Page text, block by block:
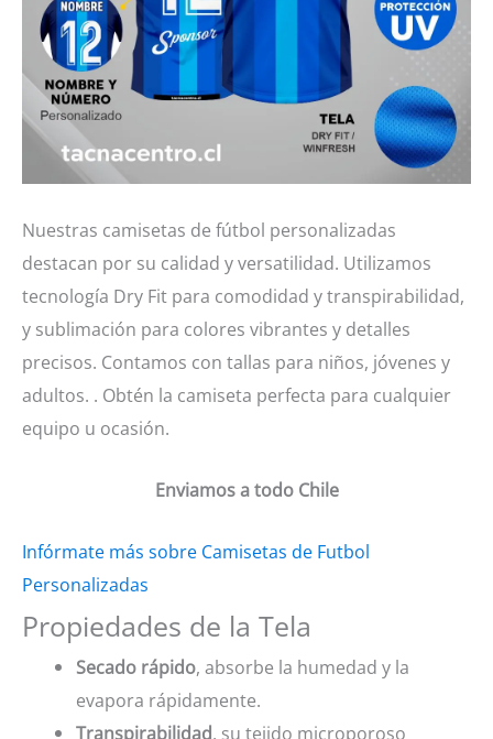
Nuestras camisetas de fútbol personalizadas
destacan por su calidad y versatilidad. Utilizamos
tecnología Dry Fit para comodidad y transpirabilidad,
y sublimación para colores vibrantes y detalles
precisos. Contamos con tallas para niños, jóvenes y
adultos. . Obtén la camiseta perfecta para cualquier
equipo u ocasión.
Enviamos a todo Chile
Infórmate más sobre Camisetas de Futbol
Personalizadas
Propiedades de la Tela
Secado rápido, absorbe la humedad y la
evapora rápidamente.
Transpirabilidad, su tejido microporoso